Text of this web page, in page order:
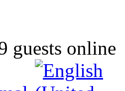
guests online